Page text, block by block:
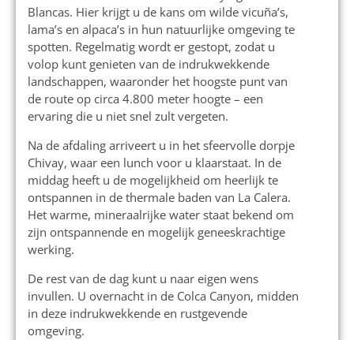
Blancas. Hier krijgt u de kans om wilde vicuña’s,
lama’s en alpaca’s in hun natuurlijke omgeving te
spotten. Regelmatig wordt er gestopt, zodat u
volop kunt genieten van de indrukwekkende
landschappen, waaronder het hoogste punt van
de route op circa 4.800 meter hoogte – een
ervaring die u niet snel zult vergeten.
Na de afdaling arriveert u in het sfeervolle dorpje
Chivay, waar een lunch voor u klaarstaat. In de
middag heeft u de mogelijkheid om heerlijk te
ontspannen in de thermale baden van La Calera.
Het warme, mineraalrijke water staat bekend om
zijn ontspannende en mogelijk geneeskrachtige
werking.
De rest van de dag kunt u naar eigen wens
invullen. U overnacht in de Colca Canyon, midden
in deze indrukwekkende en rustgevende
omgeving.